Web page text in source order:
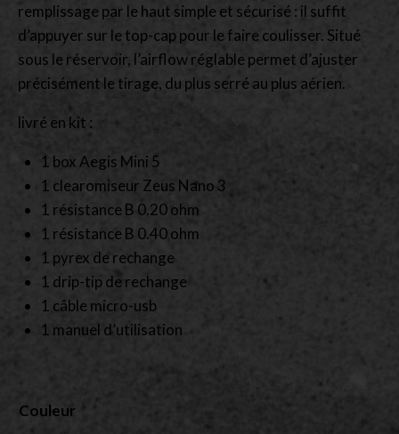
remplissage par le haut simple et sécurisé : il suffit
d’appuyer sur le top-cap pour le faire coulisser. Situé
sous le réservoir, l’airflow réglable permet d’ajuster
précisément le tirage, du plus serré au plus aérien.
livré en kit :
1 box Aegis Mini 5
1 clearomiseur Zeus Nano 3
1 résistance B 0.20 ohm
1 résistance B 0.40 ohm
1 pyrex de rechange
1 drip-tip de rechange
1 câble micro-usb
1 manuel d’utilisation
Couleur